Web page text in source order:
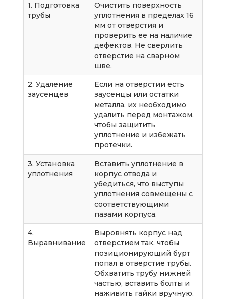
1. Подготовка
трубы
Очистить поверхность
уплотнения в пределах 16
мм от отверстия и
проверить ее на наличие
дефектов. Не сверлить
отверстие на сварном
шве.
2. Удаление
заусенцев
Если на отверстии есть
заусенцы или остатки
металла, их необходимо
удалить перед монтажом,
чтобы защитить
уплотнение и избежать
протечки.
3. Установка
уплотнения
Вставить уплотнение в
корпус отвода и
убедиться, что выступы
уплотнения совмещены с
соответствующими
пазами корпуса.
4.
Выравнивание
Выровнять корпус над
отверстием так, чтобы
позиционирующий бурт
попал в отверстие трубы.
Обхватить трубу нижней
частью, вставить болты и
наживить гайки вручную.